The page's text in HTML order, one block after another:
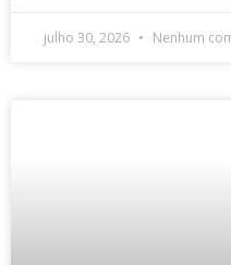
julho 30, 2026 Nenhum